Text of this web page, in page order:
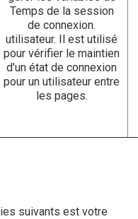
Temps de la session
de connexion.
utilisateur. Il est utilisé
pour vérifier le maintien
d'un état de connexion
pour un utilisateur entre
les pages.
suivants est votre